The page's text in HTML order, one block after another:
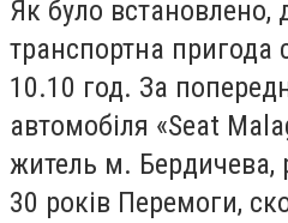
Як було встановлено,
транспортна пригода
10.10 год. За
автомобіля «Seat
житель м. Бердичева,
30 років Перемоги,